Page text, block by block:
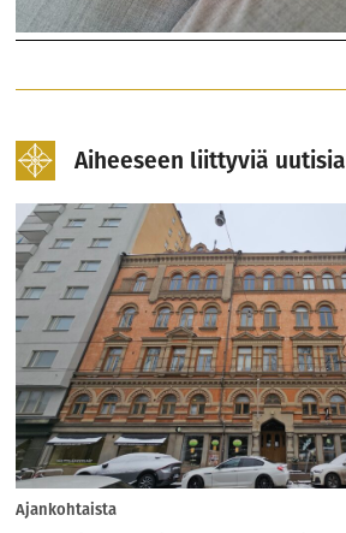
Aiheeseen liittyviä uutisia
Ajankohtaista